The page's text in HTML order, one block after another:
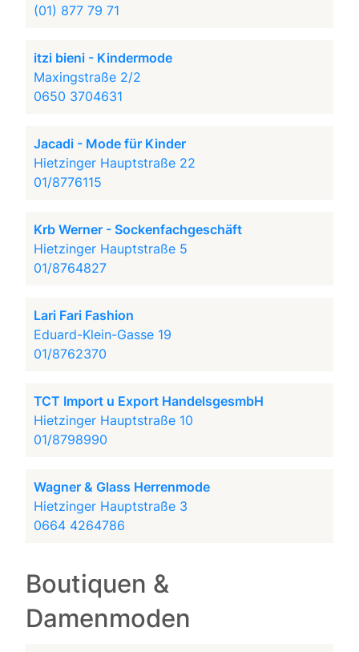
(01) 877 79 71
itzi bieni - Kindermode
Maxingstraße 2/2
0650 3704631
Jacadi - Mode für Kinder
Hietzinger Hauptstraße 22
01/8776115
Krb Werner - Sockenfachgeschäft
Hietzinger Hauptstraße 5
01/8764827
Lari Fari Fashion
Eduard-Klein-Gasse 19
01/8762370
TCT Import u Export HandelsgesmbH
Hietzinger Hauptstraße 10
01/8798990
Wagner & Glass Herrenmode
Hietzinger Hauptstraße 3
0664 4264786
Boutiquen &
Damenmoden